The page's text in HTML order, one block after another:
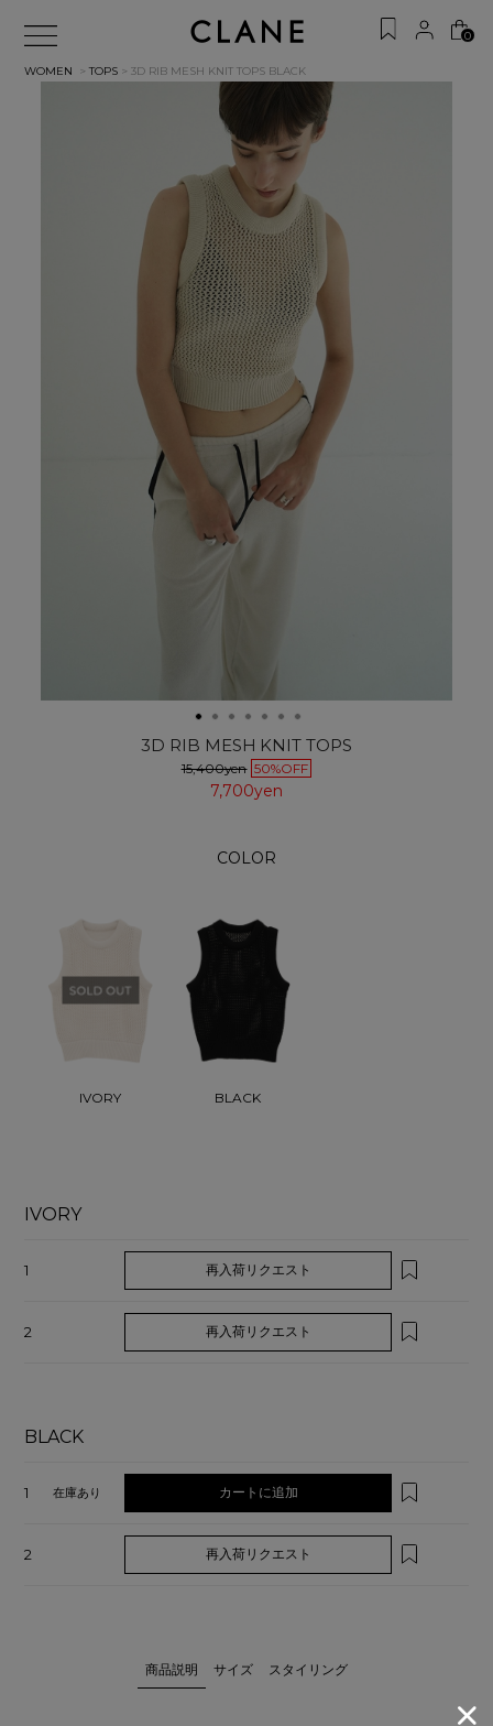
0
WOMEN >TOPS > 3D RIB MESH KNIT TOPS BLACK
3D RIB MESH KNIT TOPS
15,400yen 50%OFF
7,700yen
COLOR
IVORY BLACK
IVORY
1 再入荷リクエスト
2 再入荷リクエスト
BLACK
1 在庫あり カートに追加
2 再入荷リクエスト
商品説明 サイズ スタイリング